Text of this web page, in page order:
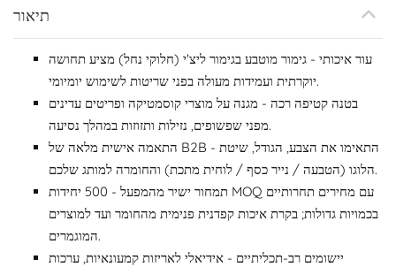
תיאור
עור איכותי - גימור מוטבע בגימור ליצ'י (חלוקי נחל) מציע תחושה
יוקרתית ועמידות מעולה בפני שריטות לשימוש יומיומי.
בטנה קטיפה רכה - מגנה על מוצרי קוסמטיקה ופריטים עדינים
מפני שפשופים, נזילות ותזוזות במהלך נסיעה.
התאמה אישית מלאה של B2B - התאימו את הצבע, הגודל, שיטת
הלוגו (הטבעה / נייר כסף / לוחית מתכת) והחומרה למותג שלכם.
תמחור ישיר מהמפעל - 500 יחידות MOQ עם מחירים תחרותיים
בכמויות גדולות; בקרת איכות קפדנית פנימית מהחומר ועד למוצרים
המוגמרים.
יישומים רב-תכליתיים - אידיאלי לאריזות קמעונאיות, ערכות